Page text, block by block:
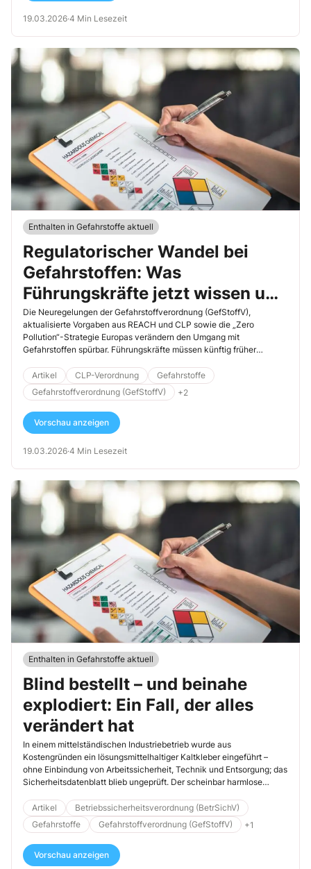
19.03.2026·4 Min Lesezeit
Enthalten in Gefahrstoffe aktuell
Regulatorischer Wandel bei
Gefahrstoffen: Was
Führungskräfte jetzt wissen und
tun müssen
Die Neuregelungen der Gefahrstoffverordnung (GefStoffV),
aktualisierte Vorgaben aus REACH und CLP sowie die „Zero
Pollution“-Strategie Europas verändern den Umgang mit
Gefahrstoffen spürbar. Führungskräfte müssen künftig früher
und rechtssicher begründen. Dieser Beitrag zeigt, was sich jetzt
ändert und wie sich Unternehmen rechtzeitig aufstellen können. Die
Jahre 2024/25 markieren eine der größten regulatorischen
Verschärfungen im Gefahrstoffrecht seit über einem Jahrzehnt.
Artikel CLP-Verordnung
Gefahrstoffe
Gefahrstoffverordnung (GefStoffV)
+2
Vorschau anzeigen
19.03.2026·4 Min Lesezeit
Enthalten in Gefahrstoffe aktuell
Blind bestellt – und beinahe
explodiert: Ein Fall, der alles
verändert hat
In einem mittelständischen Industriebetrieb wurde aus
Kostengründen ein lösungsmittelhaltiger Kaltkleber eingeführt –
ohne Einbindung von Arbeitssicherheit, Technik und Entsorgung; das
Sicherheitsdatenblatt blieb ungeprüft. Der scheinbar harmlose
behördlichem Verfahren. Erst danach wurde klar, wie viele
sicherheitsrelevante Schritte übersehen wurden – und dass der
Lebenszyklus eines Gefahrstoffs nicht mit der Bestellung endet.
Artikel
Betriebssicherheitsverordnung (BetrSichV)
Gefahrstoffe
Gefahrstoffverordnung (GefStoffV) +1
Vorschau anzeigen